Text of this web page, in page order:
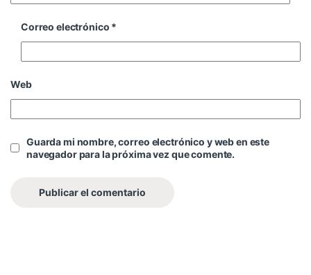
Correo electrónico *
Web
Guarda mi nombre, correo electrónico y web en este
navegador para la próxima vez que comente.